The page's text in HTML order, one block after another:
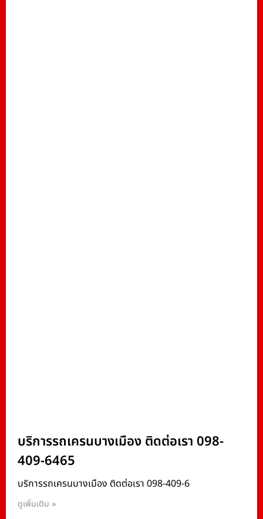
บริการรถเครนบางเมือง ติดต่อเรา 098-
409-6465
บริการรถเครนบางเมือง ติดต่อเรา 098-409-6
ดูเพิ่มเติม »